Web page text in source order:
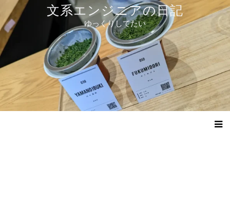
テ
ツ
へ
ス
ッ
プ
文系エンジニアの日記
ゆっくりしてたい